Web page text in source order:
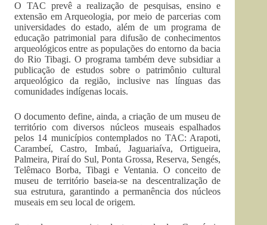
O TAC prevê a realização de pesquisas, ensino e
extensão em Arqueologia, por meio de parcerias com
universidades do estado, além de um programa de
educação patrimonial para difusão de conhecimentos
arqueológicos entre as populações do entorno da bacia
do Rio Tibagi. O programa também deve subsidiar a
publicação de estudos sobre o patrimônio cultural
arqueológico da região, inclusive nas línguas das
comunidades indígenas locais.
O documento define, ainda, a criação de um museu de
território com diversos núcleos museais espalhados
pelos 14 municípios contemplados no TAC: Arapoti,
Carambeí, Castro, Imbaú, Jaguariaíva, Ortigueira,
Palmeira, Piraí do Sul, Ponta Grossa, Reserva, Sengés,
Telêmaco Borba, Tibagi e Ventania. O conceito de
museu de território baseia-se na descentralização de
sua estrutura, garantindo a permanência dos núcleos
museais em seu local de origem.